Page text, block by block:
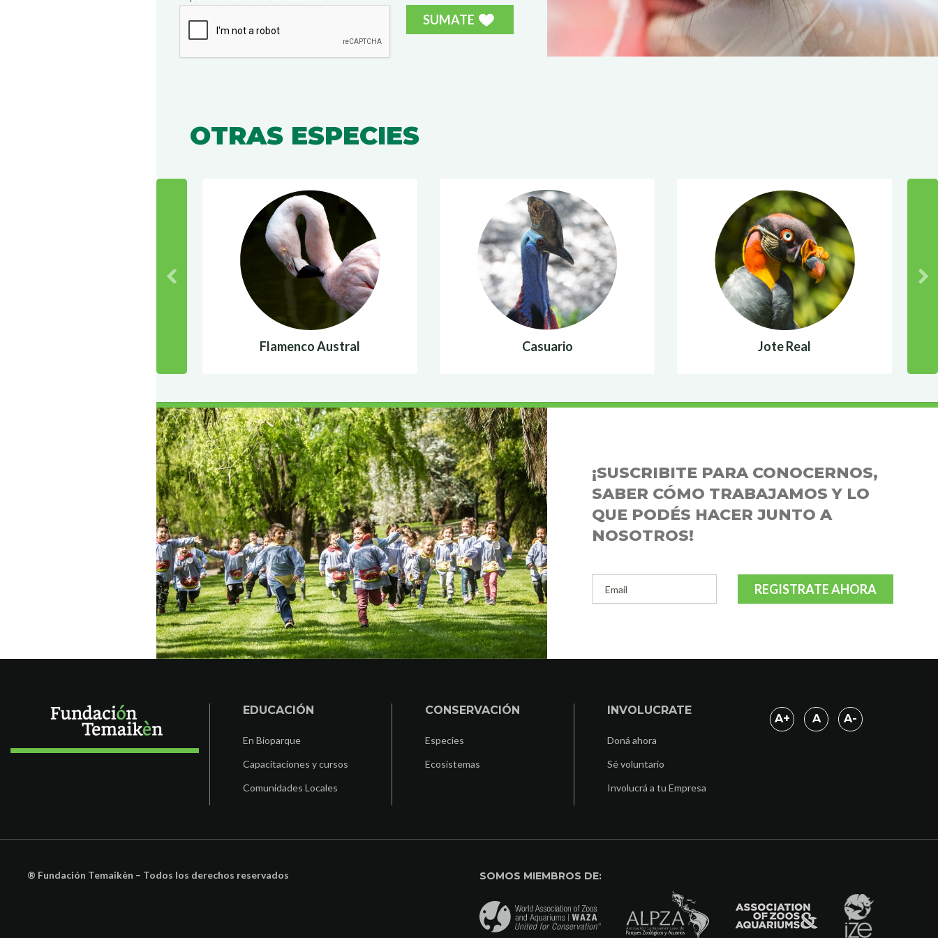
SUMATE
OTRAS ESPECIES
Flamenco Austral Casuario Jote Real
¡SUSCRIBITE PARA CONOCERNOS,
SABER CÓMO TRABAJAMOS Y LO
QUE PODÉS HACER JUNTO A
NOSOTROS!
REGISTRATE AHORA
EDUCACIÓN
En Bioparque
Capacitaciones y cursos
Comunidades Locales
CONSERVACIÓN
Especies
Ecosistemas
INVOLUCRATE
Doná ahora
Sé voluntario
Involucrá a tu Empresa
A+ A A-
® Fundación Temaikèn – Todos los derechos reservados SOMOS MIEMBROS DE: